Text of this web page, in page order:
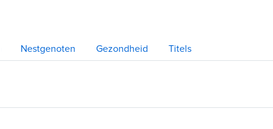
Nestgenoten Gezondheid Titels